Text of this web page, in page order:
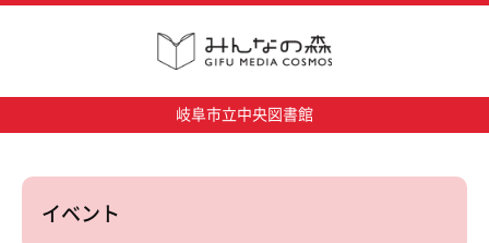
岐阜市立中央図書館
イベント